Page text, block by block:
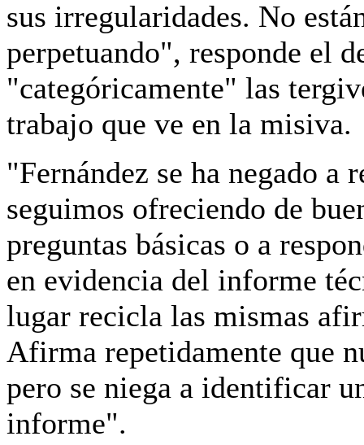
sus irregularidades. No
perpetuando", responde el
"categóricamente" las
trabajo que ve en la misiva.
"Fernández se ha negado a
seguimos ofreciendo de
preguntas básicas o a
en evidencia del informe
lugar recicla las mismas
Afirma repetidamente que
pero se niega a identificar
informe".